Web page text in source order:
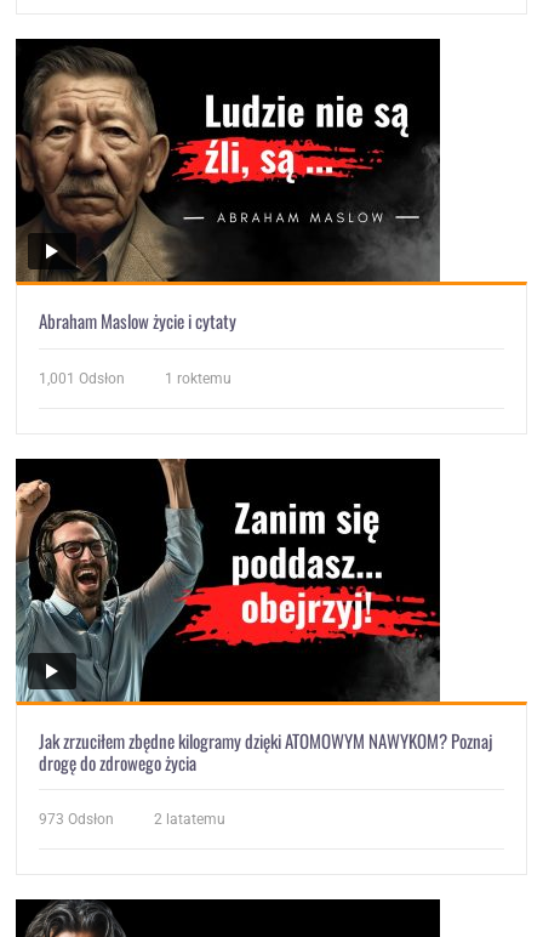
Abraham Maslow życie i cytaty
1,001 Odsłon 1 roktemu
Jak zrzuciłem zbędne kilogramy dzięki ATOMOWYM NAWYKOM? Poznaj
drogę do zdrowego życia
973 Odsłon 2 latatemu